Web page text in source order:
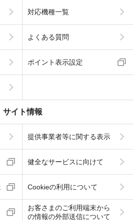
対応機種一覧
よくある質問
ポイント表示設定
サイト情報
提供事業者等に関する表示
健全なサービスに向けて
Cookieの利用について
お客さまのご利用端末から
の情報の外部送信について